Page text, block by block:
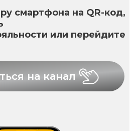
смартфона на QR-код,
или перейдите
на канал